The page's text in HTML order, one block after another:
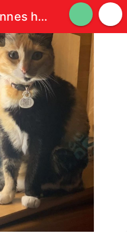
Garde des personnes handicapées